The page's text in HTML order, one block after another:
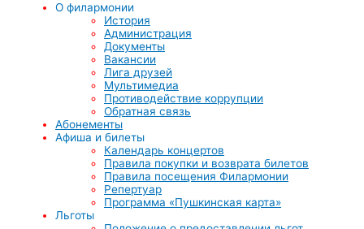
О филармонии
История
Администрация
Документы
Вакансии
Лига друзей
Мультимедиа
Противодействие коррупции
Обратная связь
Абонементы
Афиша и билеты
Календарь концертов
Правила покупки и возврата билетов
Правила посещения Филармонии
Репертуар
Программа «Пушкинская карта»
Льготы